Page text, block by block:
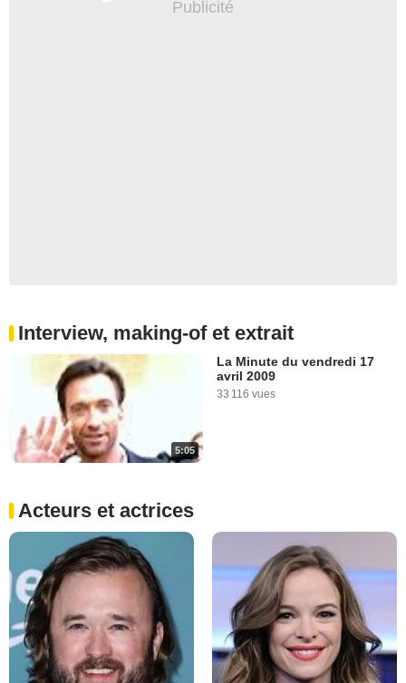
Interview, making-of et extrait
5:05
La Minute du vendredi 17
avril 2009
33 116 vues
Acteurs et actrices